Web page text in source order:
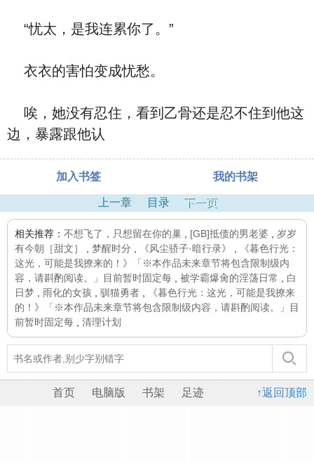
“忧太，是我连累你了。”
衣衣的害怕变成忧愁。
唉，她没有忍住，看到乙骨还是忍不住到他这
边，暴露跟他认
加入书签 我的书架
上一章 目录 下一页
相关推荐： 不想飞了，只想留在你的巢 [GB]抵债的男老婆
岁岁
有今朝［甜文］
梦醒时分 《风尘骄子·暗行录》
《暮色行光：
这光，可能是我撩来的！》「※本作品未来章节将包含限制级内
容，请斟酌阅读。」目前暂时固定每
被学霸爆肏的淫荡日常
白
日梦
雨化的女孩 驯猫勇者
《暮色行光：这光，可能是我撩来
的！》「※本作品未来章节将包含限制级内容，请斟酌阅读。」目
前暂时固定每
清理计划
↑返回顶部
首页 电脑版 书架 足迹